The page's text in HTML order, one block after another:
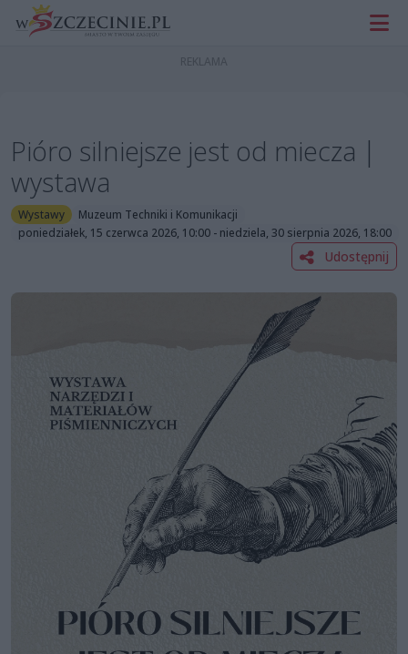
Pióro silniejsze jest od miecza |
wystawa
Wystawy
Muzeum Techniki i Komunikacji
poniedziałek, 15 czerwca 2026, 10:00 - niedziela, 30 sierpnia 2026, 18:00
Udostępnij